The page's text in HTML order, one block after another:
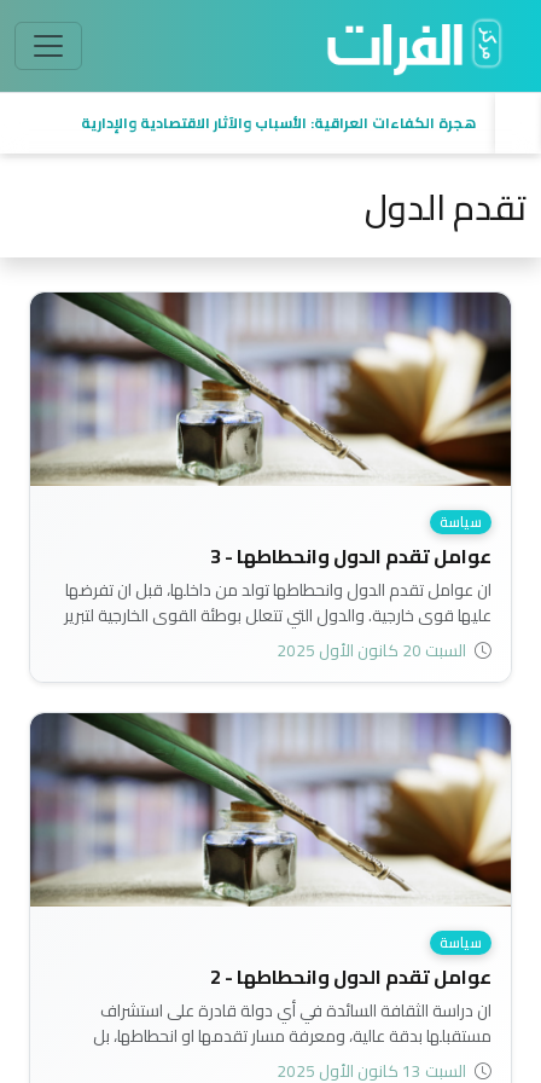
هجرة الكفاءات العراقية: الأسباب والآثار الاقتصادية والإدارية
تقدم الدول
سياسة
عوامل تقدم الدول وانحطاطها - 3
ان عوامل تقدم الدول وانحطاطها تولد من داخلها، قبل ان تفرضها
عليها قوى خارجية. والدول التي تتعلل بوطئة القوى الخارجية لتبرير
عدم تقدمها هي دول ما زالت تفتقر الى القدرة على التحرر من
عيوبها الداخلية، وتتنازع السيطرة عليها قيادات سياسية فاشلة..
السبت 20 كانون الأول 2025
سياسة
عوامل تقدم الدول وانحطاطها - 2
ان دراسة الثقافة السائدة في أي دولة قادرة على استشراف
مستقبلها بدقة عالية، ومعرفة مسار تقدمها او انحطاطها، بل
ومعرفة ما يناسبها من انماط الحكم، والقيادة...ولذا قيل قديما
السبت 13 كانون الأول 2025